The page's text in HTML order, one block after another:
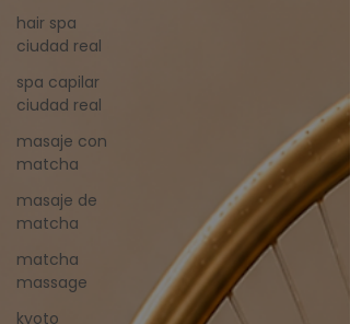
hair spa
ciudad real
spa capilar
ciudad real
masaje con
matcha
masaje de
matcha
matcha
massage
kyoto